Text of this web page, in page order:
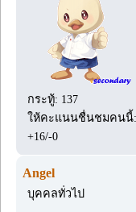
กระทู้: 137
ให้คะแนนชื่นชมคนนี้:
+16/-0
Angel
บุคคลทั่วไป